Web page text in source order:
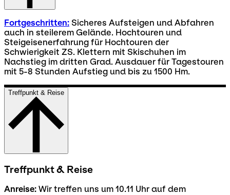
Fortgeschritten: Sicheres Aufsteigen und Abfahren
auch in steilerem Gelände. Hochtouren und
Steigeisenerfahrung für Hochtouren der
Schwierigkeit ZS. Klettern mit Skischuhen im
Nachstieg im dritten Grad. Ausdauer für Tagestouren
mit 5-8 Stunden Aufstieg und bis zu 1500 Hm.
Treffpunkt & Reise
Treffpunkt & Reise
Anreise: Wir treffen uns um 10.11 Uhr auf dem